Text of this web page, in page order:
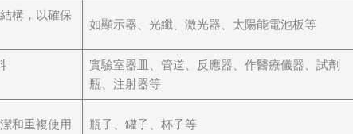
構，以確保
如顯示器、光纖、激光器、太陽能電池板等
實驗室器皿、管道、反應器、作醫療儀器、試劑
瓶、注射器等
和重複使用 瓶子、罐子、杯子等